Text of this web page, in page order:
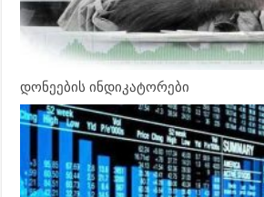
დონეების ინდიკატორები